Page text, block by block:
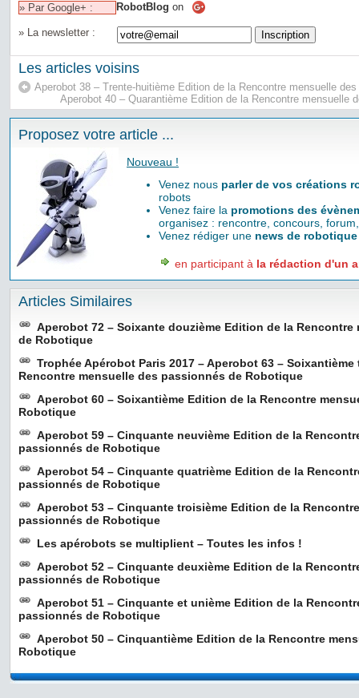
» Par Google+ : RobotBlog on
» La newsletter :
Les articles voisins
Aperobot 38 – Trente-huitième Edition de la Rencontre mensuelle
Aperobot 40 – Quarantième Edition de la Rencontre mensuelle
Proposez votre article ...
Nouveau !
Venez nous parler de vos créations
robots
Venez faire la promotions des
organisez : rencontre, concours,
Venez rédiger une news de robotique
en participant à la rédaction d'un
Articles Similaires
Aperobot 72 – Soixante douzième Edition de la
de Robotique
Trophée Apérobot Paris 2017 – Aperobot 63 –
Rencontre mensuelle des passionnés de Robotique
Aperobot 60 – Soixantième Edition de la Rencontre
Robotique
Aperobot 59 – Cinquante neuvième Edition de la
passionnés de Robotique
Aperobot 54 – Cinquante quatrième Edition de la
passionnés de Robotique
Aperobot 53 – Cinquante troisième Edition de la
passionnés de Robotique
Les apérobots se multiplient – Toutes les infos !
Aperobot 52 – Cinquante deuxième Edition de la
passionnés de Robotique
Aperobot 51 – Cinquante et unième Edition de la
passionnés de Robotique
Aperobot 50 – Cinquantième Edition de la Rencontre
Robotique